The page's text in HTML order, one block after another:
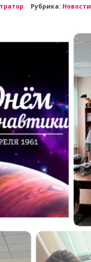
Рубрика: Новости